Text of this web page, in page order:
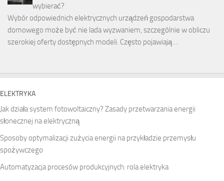
wybierać?
Wybór odpowiednich elektrycznych urządzeń gospodarstwa
domowego może być nie lada wyzwaniem, szczególnie w obliczu
szerokiej oferty dostępnych modeli. Często pojawiają …
ELEKTRYKA
Jak działa system fotowoltaiczny? Zasady przetwarzania energii
słonecznej na elektryczną
Sposoby optymalizacji zużycia energii na przykładzie przemysłu
spożywczego
Automatyzacja procesów produkcyjnych: rola elektryka